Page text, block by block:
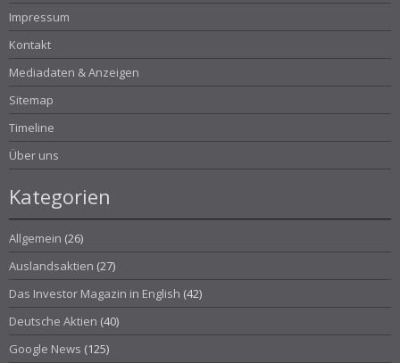
Impressum
Kontakt
Mediadaten & Anzeigen
Sitemap
Timeline
Über uns
Kategorien
Allgemein (26)
Auslandsaktien (27)
Das Investor Magazin in English (42)
Deutsche Aktien (40)
Google News (125)